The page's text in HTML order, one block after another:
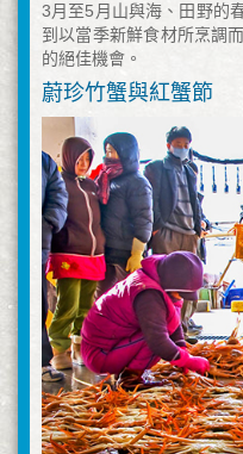
3月至5月山與海、田野的
到以當季新鮮食材所烹調
的絕佳機會。
蔚珍竹蟹與紅蟹節